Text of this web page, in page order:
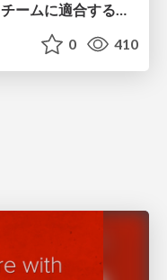
仕様駆動開発へのトライを機に チームに適合する手法を模索し続けている話
0 410